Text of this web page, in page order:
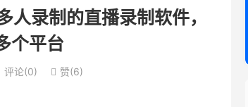
录制的直播录制软件，
个平台
评论(0)  赞(6)